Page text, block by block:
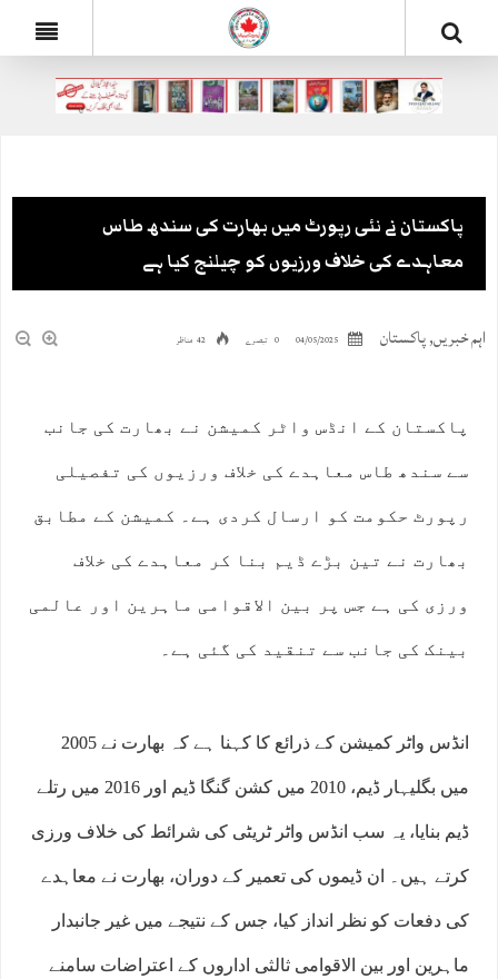
پاکستان نے نئی رپورٹ میں بھارت کی سندھ طاس
معاہدے کی خلاف ورزیوں کو چیلنج کیا ہے
اہم خبریں,پاکستان 04/05/2025 0 تبصرے 42 مناظر
پاکستان کے انڈس واٹر کمیشن نے بھارت کی جانب
سے سندھ طاس معاہدے کی خلاف ورزیوں کی تفصیلی
رپورٹ حکومت کو ارسال کردی ہے۔ کمیشن کے مطابق
بھارت نے تین بڑے ڈیم بنا کر معاہدے کی خلاف
ورزی کی ہے جس پر بین الاقوامی ماہرین اور عالمی
بینک کی جانب سے تنقید کی گئی ہے۔
انڈس واٹر کمیشن کے ذرائع کا کہنا ہے کہ بھارت نے 2005
میں بگلیہار ڈیم، 2010 میں کشن گنگا ڈیم اور 2016 میں رتلے
ڈیم بنایا، یہ سب انڈس واٹر ٹریٹی کی شرائط کی خلاف ورزی
کرتے ہیں۔ ان ڈیموں کی تعمیر کے دوران، بھارت نے معاہدے
کی دفعات کو نظر انداز کیا، جس کے نتیجے میں غیر جانبدار
ماہرین اور بین الاقوامی ثالثی اداروں کے اعتراضات سامنے